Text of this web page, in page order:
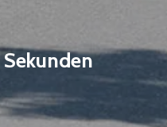
Sekunden